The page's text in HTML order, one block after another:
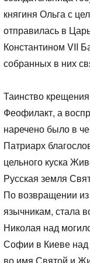
княгиня Ольга с
отправилась в
Константином VII
собранных в них
Таинство
Феофилакт, а
наречено было в
Патриарх
цельного куска
Русская земля
По возвращении из
язычникам, стала
Николая над
Софии в Киеве над